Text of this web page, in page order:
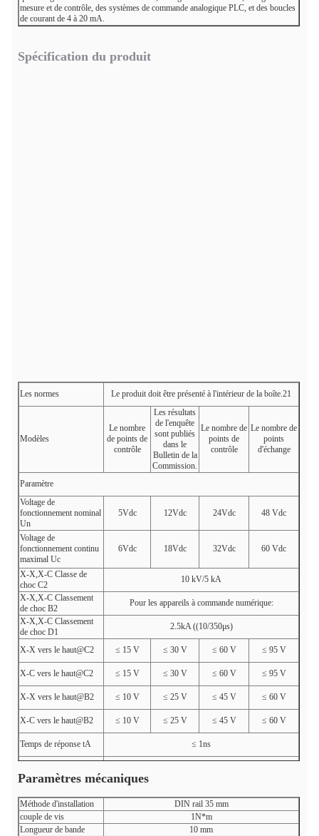
mesure et de contrôle, des systèmes de commande analogique PLC, et des boucles
de courant de 4 à 20 mA.
Spécification du produit
Les normes Le produit doit être présenté à l'intérieur de la boîte.21
Modèles
Le nombre
de points de
contrôle
Les résultats
de l'enquête
sont publiés
dans le
Bulletin de la
Commission.
Le nombre de
points de
contrôle
Le nombre de
points
d'échange
Paramètre
Voltage de
fonctionnement nominal
Un
5Vdc 12Vdc 24Vdc 48 Vdc
Voltage de
fonctionnement continu
maximal Uc
6Vdc 18Vdc 32Vdc 60 Vdc
X-X,X-C Classe de
choc C2
10 kV/5 kA
X-X,X-C Classement
de choc B2
Pour les appareils à commande numérique:
X-X,X-C Classement
de choc D1
2.5kA ((10/350μs)
X-X vers le haut@C2 ≤ 15 V ≤ 30 V ≤ 60 V ≤ 95 V
X-C vers le haut@C2 ≤ 15 V ≤ 30 V ≤ 60 V ≤ 95 V
X-X vers le haut@B2 ≤ 10 V ≤ 25 V ≤ 45 V ≤ 60 V
X-C vers le haut@B2 ≤ 10 V ≤ 25 V ≤ 45 V ≤ 60 V
Temps de réponse tA ≤ 1ns
ligne à ligne fG
Ligne de protection
Le nombre de points de contrôle doit être le même que le
nombre de points de contrôle.
Paramètres mécaniques
Méthode d'installation
DIN rail 35 mm
couple de vis
1N*m
Longueur de bande
10 mm